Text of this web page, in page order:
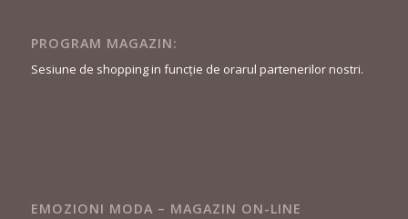
PROGRAM MAGAZIN:
Sesiune de shopping in funcție de orarul partenerilor nostri.
EMOZIONI MODA – MAGAZIN ON-LINE